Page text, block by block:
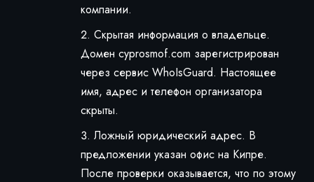
компании.
Скрытая информация о владельце.
Домен cyprosmof.com зарегистрирован
через сервис WhoIsGuard. Настоящее
имя, адрес и телефон организатора
скрыты.
Ложный юридический адрес. В
предложении указан офис на Кипре.
После проверки оказывается, что по этому